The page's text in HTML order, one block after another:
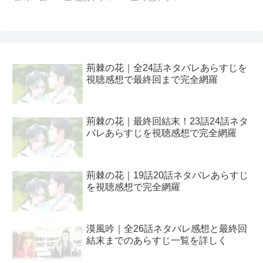
荊棘の花｜全24話ネタバレあらすじを
視聴感想で最終回まで完全網羅
荊棘の花｜最終回結末！23話24話ネタ
バレあらすじを視聴感想で完全網羅
荊棘の花｜19話20話ネタバレあらすじ
を視聴感想で完全網羅
漠風吟｜全26話ネタバレ感想と最終回
結末までのあらすじ一覧を詳しく